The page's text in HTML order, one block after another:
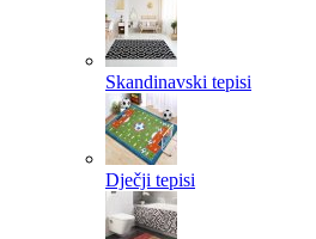
Skandinavski tepisi
Dječji tepisi